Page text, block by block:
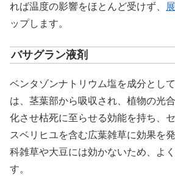
れば温度の影響をほとんど受けず、
ップします。
バサグラン液剤
ベンタゾンナトリウム塩を成分とし
は、茎葉部から吸収され、植物の光
化させ枯死に至らせる効能を持ち、
スベリヒユを含む広葉雑草に効果を
科雑草や大豆には効かないため、よ
す。